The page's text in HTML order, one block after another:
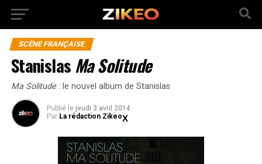
SCÈNE FRANÇAISE
Stanislas Ma Solitude
Ma Solitude: le nouvel album de Stanislas
Publié le jeudi 3 avril 2014
Par La rédaction Zikeo